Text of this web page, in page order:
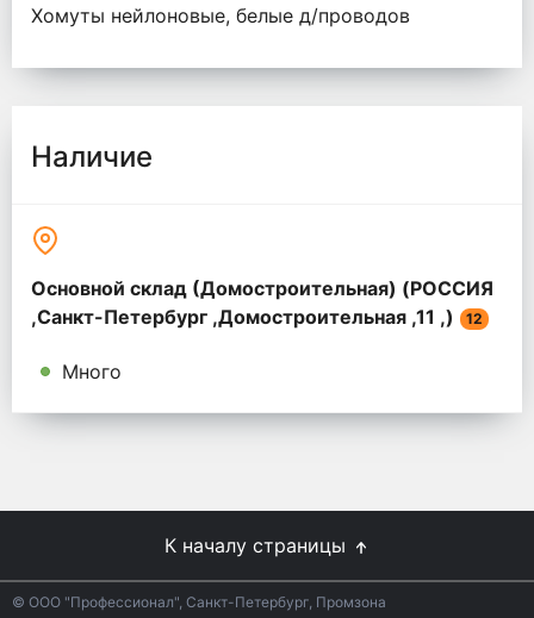
Хомуты нейлоновые, белые д/проводов
Наличие
Основной склад (Домостроительная) (РОССИЯ
,Санкт-Петербург ,Домостроительная ,11 ,)
12
Много
К началу страницы
© ООО "Профессионал", Санкт-Петербург, Промзона